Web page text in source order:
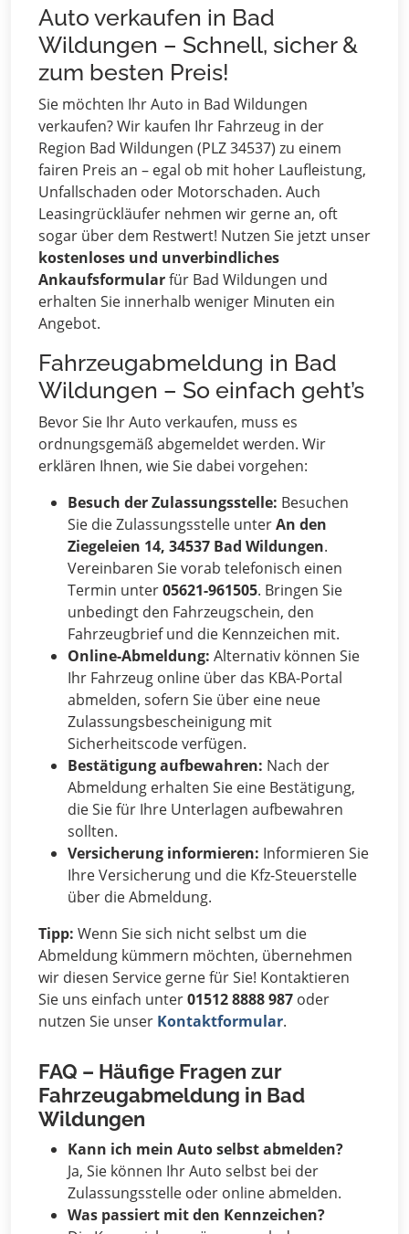
Auto verkaufen in Bad
Wildungen – Schnell, sicher &
zum besten Preis!
Sie möchten Ihr Auto in Bad Wildungen
verkaufen? Wir kaufen Ihr Fahrzeug in der
Region Bad Wildungen (PLZ 34537) zu einem
fairen Preis an – egal ob mit hoher Laufleistung,
Unfallschaden oder Motorschaden. Auch
Leasingrückläufer nehmen wir gerne an, oft
sogar über dem Restwert! Nutzen Sie jetzt unser
kostenloses und unverbindliches
Ankaufsformularfür Bad Wildungen und
erhalten Sie innerhalb weniger Minuten ein
Angebot.
Fahrzeugabmeldung in Bad
Wildungen – So einfach geht’s
Bevor Sie Ihr Auto verkaufen, muss es
ordnungsgemäß abgemeldet werden. Wir
erklären Ihnen, wie Sie dabei vorgehen:
Besuch der Zulassungsstelle: Besuchen
Sie die Zulassungsstelle unterAn den
Ziegeleien 14, 34537 Bad Wildungen.
Vereinbaren Sie vorab telefonisch einen
Termin unter05621-961505. Bringen Sie
unbedingt den Fahrzeugschein, den
Fahrzeugbrief und die Kennzeichen mit.
Online-Abmeldung: Alternativ können Sie
Ihr Fahrzeug online über das KBA-Portal
abmelden, sofern Sie über eine neue
Zulassungsbescheinigung mit
Sicherheitscode verfügen.
Bestätigung aufbewahren: Nach der
Abmeldung erhalten Sie eine Bestätigung,
die Sie für Ihre Unterlagen aufbewahren
sollten.
Versicherung informieren: Informieren Sie
Ihre Versicherung und die Kfz-Steuerstelle
über die Abmeldung.
Tipp: Wenn Sie sich nicht selbst um die
Abmeldung kümmern möchten, übernehmen
wir diesen Service gerne für Sie! Kontaktieren
Sie uns einfach unter01512 8888 987 oder
nutzen Sie unser Kontaktformular.
FAQ – Häufige Fragen zur
Fahrzeugabmeldung in Bad
Wildungen
Kann ich mein Auto selbst abmelden?
Ja, Sie können Ihr Auto selbst bei der
Zulassungsstelle oder online abmelden.
Was passiert mit den Kennzeichen?